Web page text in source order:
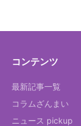
コンテンツ
最新記事一覧
コラムざんまい
ニュース pickup